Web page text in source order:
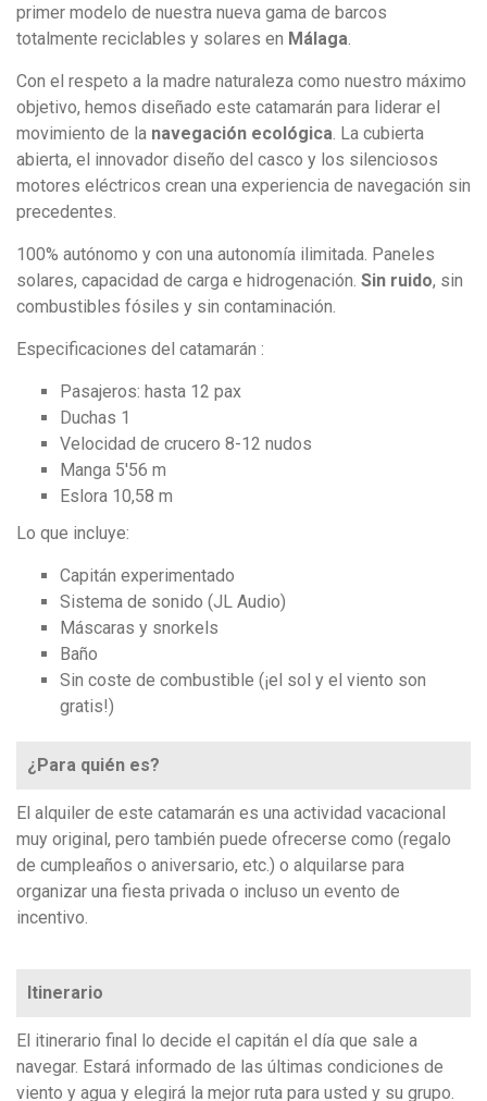
primer modelo de nuestra nueva gama de barcos
totalmente reciclables y solares en Málaga
Con el respeto a la madre naturaleza como nuestro máximo
objetivo, hemos diseñado este catamarán para liderar el
movimiento de la navegación ecológica . La cubierta
abierta, el innovador diseño del casco y los silenciosos
motores eléctricos crean una experiencia de navegación sin
precedentes.
100% autónomo y con una autonomía ilimitada. Paneles
solares, capacidad de carga e hidrogenación. Sin ruido, sin
combustibles fósiles y sin contaminación.
Especificaciones del catamarán :
Pasajeros: hasta 12 pax
Duchas 1
Velocidad de crucero 8-12 nudos
Manga 5'56 m
Eslora 10,58 m
Lo que incluye:
Capitán experimentado
Sistema de sonido (JL Audio)
Máscaras y snorkels
Baño
Sin coste de combustible (¡el sol y el viento son
gratis!)
¿Para quién es?
El alquiler de este catamarán es una actividad vacacional
muy original, pero también puede ofrecerse como (regalo
de cumpleaños o aniversario, etc.) o alquilarse para
organizar una fiesta privada o incluso un evento de
incentivo.
Itinerario
El itinerario final lo decide el capitán el día que sale a
navegar. Estará informado de las últimas condiciones de
viento y agua y elegirá la mejor ruta para usted y su grupo.